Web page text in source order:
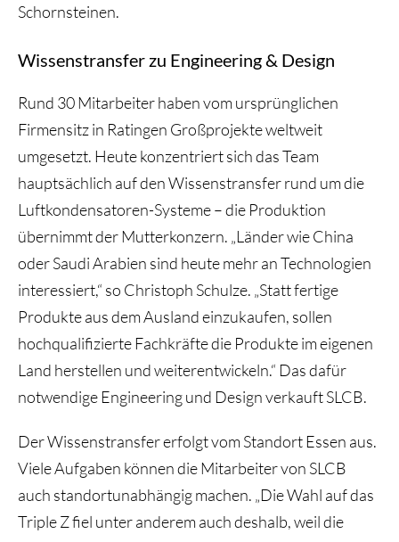
Schornsteinen.
Wissenstransfer zu Engineering & Design
Rund 30 Mitarbeiter haben vom ursprünglichen
Firmensitz in Ratingen Großprojekte weltweit
umgesetzt. Heute konzentriert sich das Team
hauptsächlich auf den Wissenstransfer rund um die
Luftkondensatoren-Systeme – die Produktion
übernimmt der Mutterkonzern. „Länder wie China
oder Saudi Arabien sind heute mehr an Technologien
interessiert,“ so Christoph Schulze. „Statt fertige
Produkte aus dem Ausland einzukaufen, sollen
hochqualifizierte Fachkräfte die Produkte im eigenen
Land herstellen und weiterentwickeln.“ Das dafür
notwendige Engineering und Design verkauft SLCB.
Der Wissenstransfer erfolgt vom Standort Essen aus.
Viele Aufgaben können die Mitarbeiter von SLCB
auch standortunabhängig machen. „Die Wahl auf das
Triple Z fiel unter anderem auch deshalb, weil die